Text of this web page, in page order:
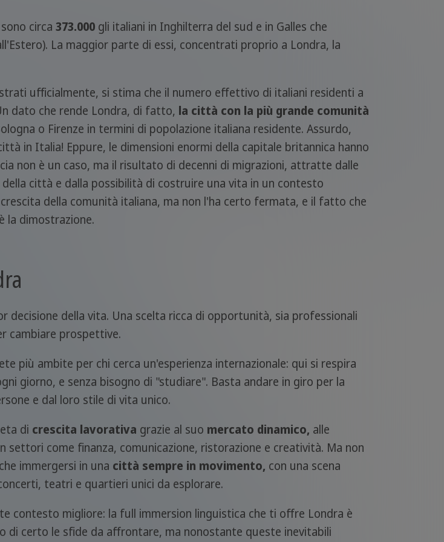
circa 373.000 gli italiani in Inghilterra del sud e in Galles che
La maggior parte di essi, concentrati proprio a Londra, la
ufficialmente, si stima che il numero effettivo di italiani residenti a
dato che rende Londra, di fatto, la città con la più grande comunità
o Firenze in termini di popolazione italiana residente. Assurdo,
in Italia! Eppure, le dimensioni enormi della capitale britannica hanno
non è un caso, ma il risultato di decenni di migrazioni, attratte dalle
città e dalla possibilità di costruire una vita in un contesto
della comunità italiana, ma non l'ha certo fermata, e il fatto che
la dimostrazione.
decisione della vita. Una scelta ricca di opportunità, sia professionali
cambiare prospettive.
più ambite per chi cerca un'esperienza internazionale: qui si respira
giorno, e senza bisogno di "studiare". Basta andare in giro per la
e dal loro stile di vita unico.
di crescita lavorativa grazie al suo mercato dinamico, alle
settori come finanza, comunicazione, ristorazione e creatività. Ma non
immergersi in una città sempre in movimento, con una scena
teatri e quartieri unici da esplorare.
contesto migliore: la full immersion linguistica che ti offre Londra è
di certo le sfide da affrontare, ma nonostante queste inevitabili